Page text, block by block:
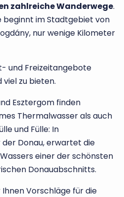
zahlreiche Wanderwege.
beginnt im Stadtgebiet von
nur wenige Kilometer
und Freizeitangebote
zu bieten.
Esztergom finden
Thermalwasser als auch
und Fülle: In
Donau, erwartet die
einer der schönsten
Donauabschnitts.
Vorschläge für die